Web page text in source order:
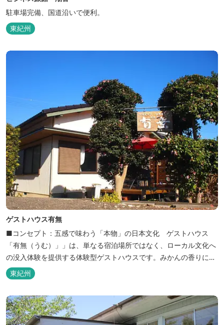
駐車場完備、国道沿いで便利。
東紀州
ゲストハウス有無
■コンセプト：五感で味わう「本物」の日本文化 ゲストハウス
「有無（うむ）」」は、単なる宿泊場所ではなく、ローカル文化へ
の没入体験を提供する体験型ゲストハウスです。みかんの香りに包
まれ、歴史ある世界遺産を巡り、日本の原風景に触れる。「本物」
の日本文化を巡る冒険がここから始まります。 「年中みかんのとれ
るまち」にある当館は、ご宿泊のお客様にその時期に採れた旬の
「ウエルカムみかん」や無農薬野菜の...
東紀州